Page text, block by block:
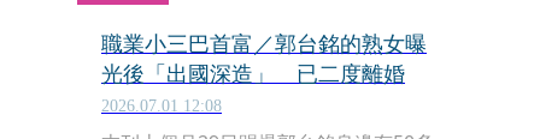
職業小三巴首富／郭台銘的熟女曝
光後「出國深造」 已二度離婚
2026.07.01 12:08